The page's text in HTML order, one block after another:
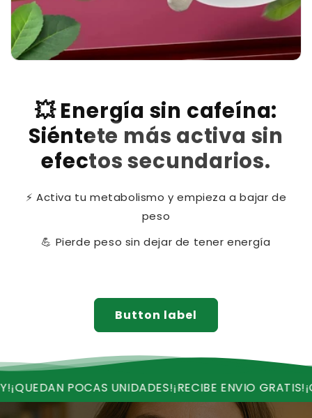
💥 Energía sin cafeína:
Siéntete más activa sin
efectos secundarios.
⚡ Activa tu metabolismo y empieza a bajar de
peso
💪 Pierde peso sin dejar de tener energía
Button label
UNIDADES!¡RECIBE ENVIO GRATIS!¡OFERTA